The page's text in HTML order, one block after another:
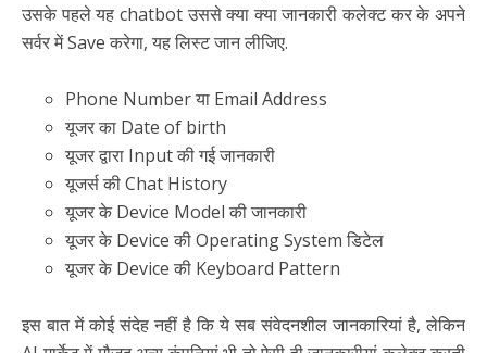
उसके पहले यह chatbot उससे क्या क्या जानकारी कलेक्ट कर के अपने
सर्वर में Save करेगा, यह लिस्ट जान लीजिए.
Phone Number या Email Address
यूजर का Date of birth
यूजर द्वारा Input की गई जानकारी
यूजर्स की Chat History
यूजर के Device Model की जानकारी
यूजर के Device की Operating System डिटेल
यूजर के Device की Keyboard Pattern
इस बात में कोई संदेह नहीं है कि ये सब संवेदनशील जानकारियां है, लेकिन